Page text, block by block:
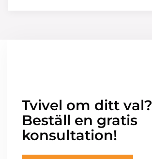
Tvivel om ditt val?
Beställ en gratis
konsultation!